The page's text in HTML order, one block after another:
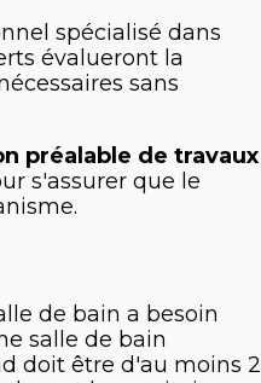
spécialisé dans
évalueront la
sans
préalable de travaux
s'assurer que le
de bain a besoin
salle de bain
doit être d'au moins 2